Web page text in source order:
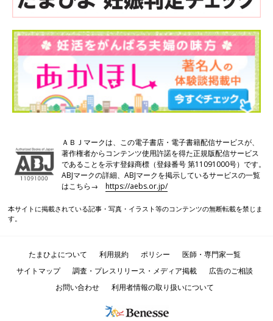
ＡＢＪマークは、この電子書店・電子書籍配信サービスが、
著作権者からコンテンツ使用許諾を得た正規版配信サービス
であることを示す登録商標（登録番号 第11091000号）です。
ABJマークの詳細、ABJマークを掲示しているサービスの一覧
はこちら→https://aebs.or.jp/
本サイトに掲載されている記事・写真・イラスト等のコンテンツの無断転載を禁じま
す。
たまひよについて 利用規約 ポリシー
医師・専門家一覧
サイトマップ
調査・プレスリリース・メディア掲載
広告のご相談
お問い合わせ
利用者情報の取り扱いについて